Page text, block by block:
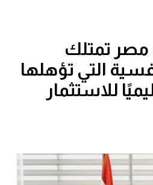
مصر تمتلك
التي تؤهلها
للاستثمار